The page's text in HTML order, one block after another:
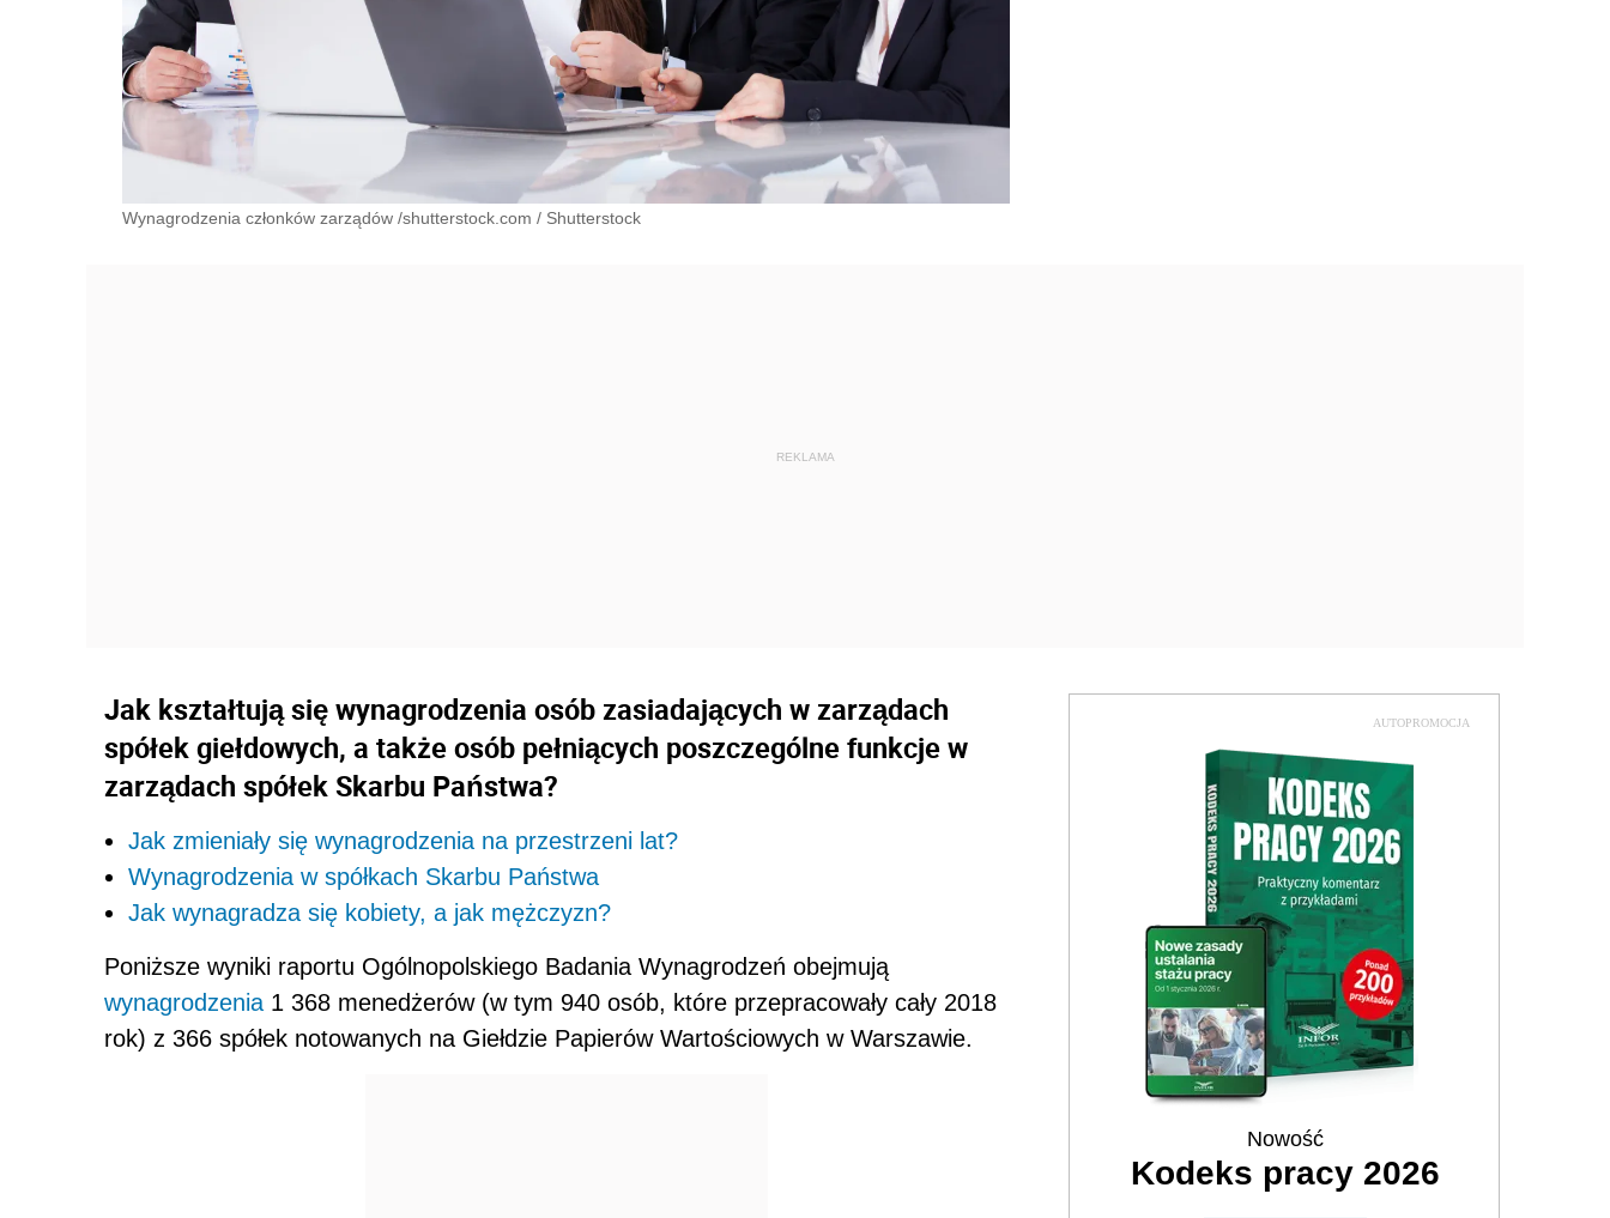
Wynagrodzenia członków zarządów /shutterstock.com / Shutterstock
Jak kształtują się wynagrodzenia osób zasiadających w zarządach
spółek giełdowych, a także osób pełniących poszczególne funkcje w
zarządach spółek Skarbu Państwa?
Jak zmieniały się wynagrodzenia na przestrzeni lat?
Wynagrodzenia w spółkach Skarbu Państwa
Jak wynagradza się kobiety, a jak mężczyzn?
Poniższe wyniki raportu Ogólnopolskiego Badania Wynagrodzeń obejmują
wynagrodzenia 1 368 menedżerów (w tym 940 osób, które przepracowały cały 2018
rok) z 366 spółek notowanych na Giełdzie Papierów Wartościowych w Warszawie.
AUTOPROMOCJA
Nowość
Kodeks pracy 2026